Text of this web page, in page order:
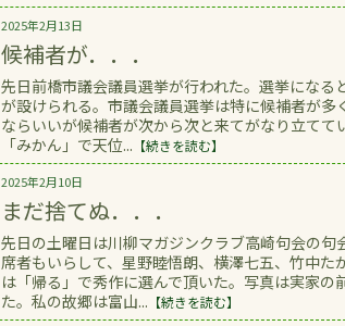
2025年2月13日
候補者が．．．
先日前橋市議会議員選挙が行われた。選挙にな
が設けられる。市議会議員選挙は特に候補者が
ならいいが候補者が次から次と来てがなり立て
「みかん」で天位... 【続きを読む】
2025年2月10日
まだ捨てぬ．．．
先日の土曜日は川柳マガジンクラブ高崎句会の
席者もいらして、星野睦悟朗、横澤七五、竹中
は「帰る」で秀作に選んで頂いた。写真は実家
た。私の故郷は富山... 【続きを読む】